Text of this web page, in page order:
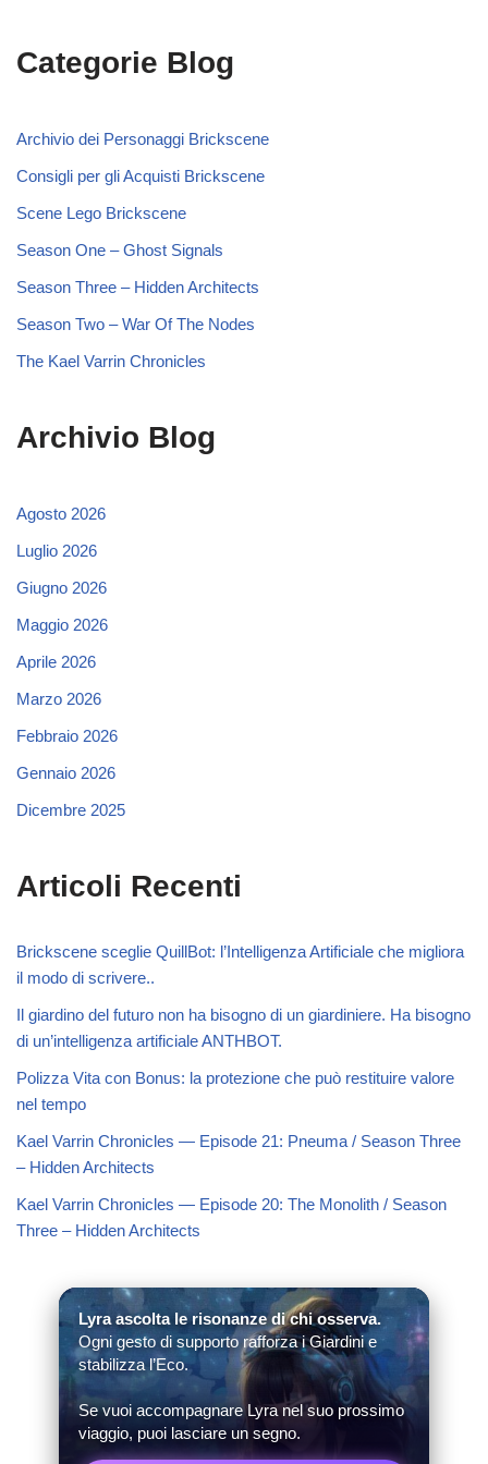
Categorie Blog
Archivio dei Personaggi Brickscene
Consigli per gli Acquisti Brickscene
Scene Lego Brickscene
Season One – Ghost Signals
Season Three – Hidden Architects
Season Two – War Of The Nodes
The Kael Varrin Chronicles
Archivio Blog
Agosto 2026
Luglio 2026
Giugno 2026
Maggio 2026
Aprile 2026
Marzo 2026
Febbraio 2026
Gennaio 2026
Dicembre 2025
Articoli Recenti
Brickscene sceglie QuillBot: l’Intelligenza Artificiale che migliora
il modo di scrivere..
Il giardino del futuro non ha bisogno di un giardiniere. Ha bisogno
di un’intelligenza artificiale ANTHBOT.
Polizza Vita con Bonus: la protezione che può restituire valore
nel tempo
Kael Varrin Chronicles — Episode 21: Pneuma / Season Three
– Hidden Architects
Kael Varrin Chronicles — Episode 20: The Monolith / Season
Three – Hidden Architects
Lyra ascolta le risonanze di chi osserva.
Ogni gesto di supporto rafforza i Giardini e
stabilizza l’Eco.
Se vuoi accompagnare Lyra nel suo prossimo
viaggio, puoi lasciare un segno.